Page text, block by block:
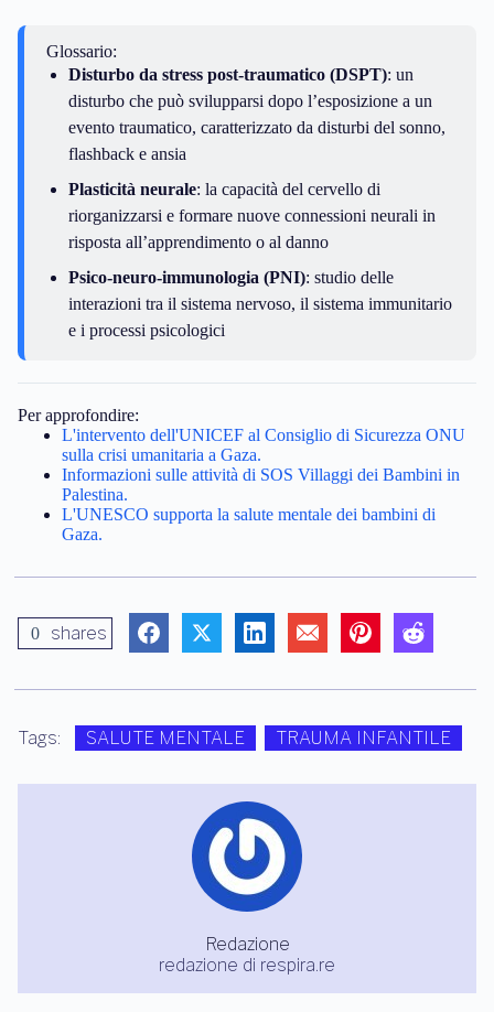
Glossario:
Disturbo da stress post-traumatico (DSPT): un
disturbo che può svilupparsi dopo l’esposizione a un
evento traumatico, caratterizzato da disturbi del sonno,
flashback e ansia
Plasticità neurale: la capacità del cervello di
riorganizzarsi e formare nuove connessioni neurali in
risposta all’apprendimento o al danno
Psico-neuro-immunologia (PNI): studio delle
interazioni tra il sistema nervoso, il sistema immunitario
e i processi psicologici
Per approfondire:
L'intervento dell'UNICEF al Consiglio di Sicurezza ONU
sulla crisi umanitaria a Gaza.
Informazioni sulle attività di SOS Villaggi dei Bambini in
Palestina.
L'UNESCO supporta la salute mentale dei bambini di
Gaza.
0 shares
Tags: SALUTE MENTALE TRAUMA INFANTILE
Redazione
redazione di respira.re